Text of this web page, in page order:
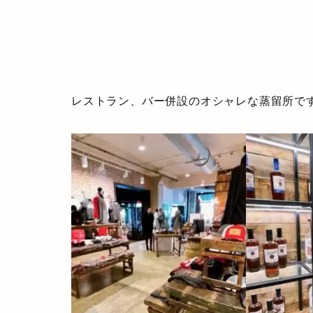
レストラン、バー併設のオシャレな蒸留所で